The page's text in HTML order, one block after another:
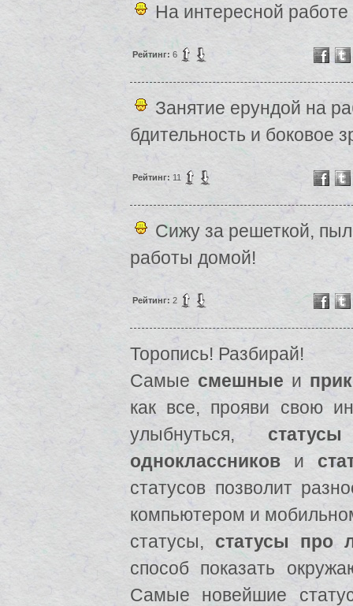
На интересной
Рейтинг: 6
Занятие ерундой на
бдительность и боковое
Рейтинг: 11
Cижу за решеткой,
работы домой!
Рейтинг: 2
Торопись! Разбирай!
Самые смешные и
как все, прояви свою
улыбнуться,
одноклассников и
статусов позволит
компьютером и
статусы, статусы про
способ показать
Самые новейшие